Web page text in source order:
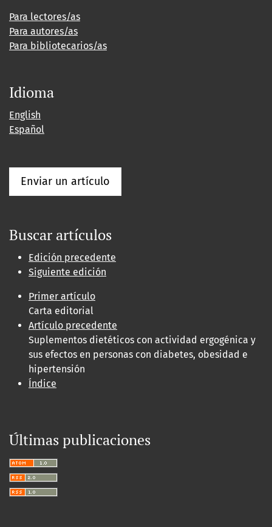
Para lectores/as
Para autores/as
Para bibliotecarios/as
Idioma
English
Español
Enviar un artículo
Buscar artículos
Edición precedente
Siguiente edición
Primer artículo
Carta editorial
Artículo precedente
Suplementos dietéticos con actividad ergogénica y
sus efectos en personas con diabetes, obesidad e
hipertensión
Índice
Últimas publicaciones